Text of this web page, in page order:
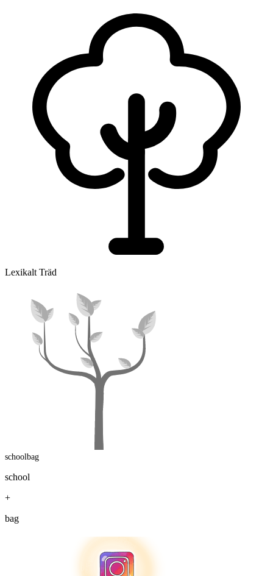
Lexikalt Träd
schoolbag
school
+
bag